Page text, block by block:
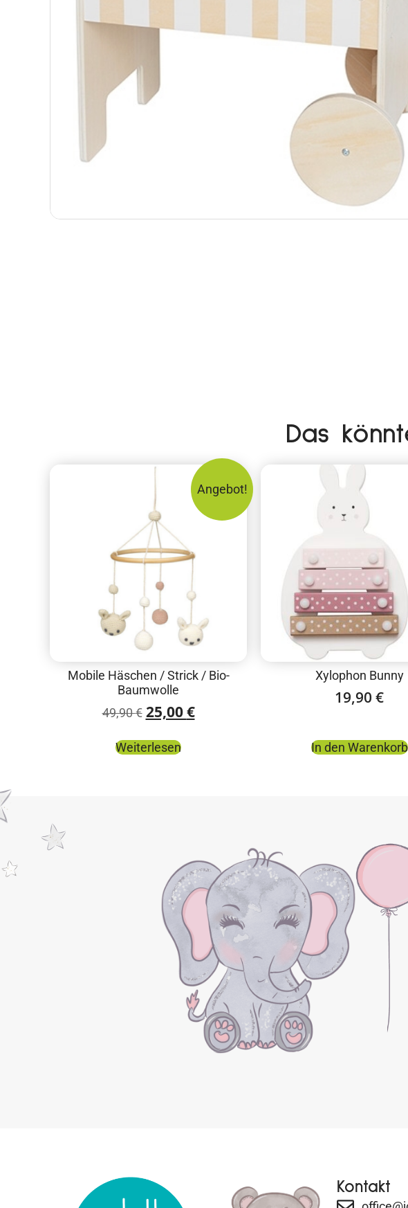
Das
Angebot!
Mobile Häschen / Strick / Bio-
Baumwolle
49,90€ 25,00€
Weiterlesen
Xylophon Bunny
19,90 €
In den Warenkorb
Kontakt